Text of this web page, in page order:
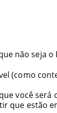
não seja o
(como
você
que estão